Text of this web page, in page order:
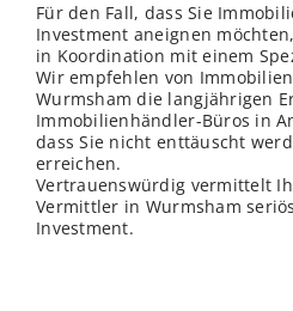
Für den Fall, dass Sie
Investment aneignen
in Koordination mit einem
Wir empfehlen von
Wurmsham die langjährigen
Immobilienhändler-Büros in
dass Sie nicht enttäuscht
erreichen.
Vertrauenswürdig vermittelt
Vermittler in Wurmsham
Investment.